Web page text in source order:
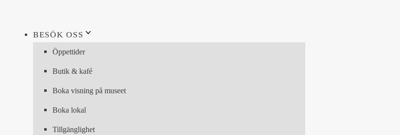
BESÖK OSS
Öppettider
Butik & kafé
Boka visning på museet
Boka lokal
Tillgänglighet